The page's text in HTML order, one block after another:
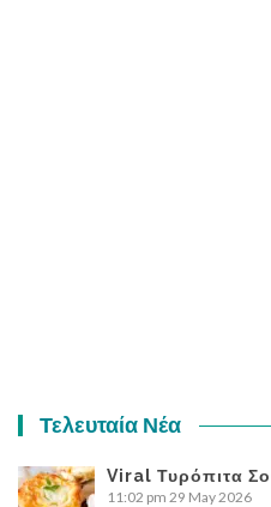
Τελευταία Νέα
Viral Τυρόπιτα
11:02 pm 29 May 2026